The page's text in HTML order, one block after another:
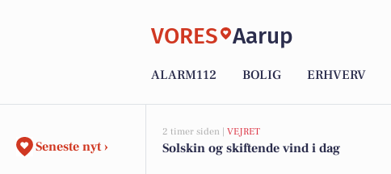
VORES Aarup
ALARM112 BOLIG ERHVERV
Seneste nyt ›
2 timer siden | VEJRET
Solskin og skiftende vind i dag